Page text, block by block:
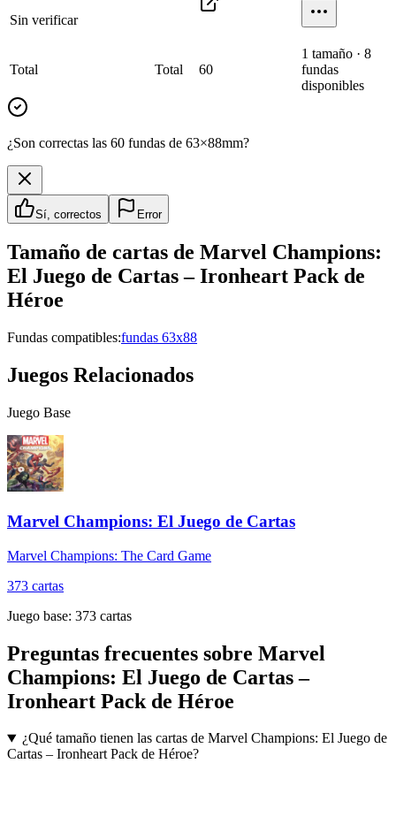
Sin verificar
Total Total 60
1 tamaño · 8
fundas
disponibles
¿Son correctas las 60 fundas de 63×88mm?
Sí, correctos Error
Tamaño de cartas de Marvel Champions:
El Juego de Cartas – Ironheart Pack de
Héroe
Fundas compatibles:fundas 63x88
Juegos Relacionados
Juego Base
Marvel Champions: El Juego de Cartas
Marvel Champions: The Card Game
373 cartas
Juego base: 373 cartas
Preguntas frecuentes sobre Marvel
Champions: El Juego de Cartas –
Ironheart Pack de Héroe
¿Qué tamaño tienen las cartas de Marvel Champions: El Juego de
Cartas – Ironheart Pack de Héroe?